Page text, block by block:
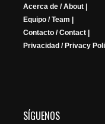
Acerca de / About |
Equipo / Team |
Contacto / Contact |
Privacidad / Privacy
SÍGUENOS